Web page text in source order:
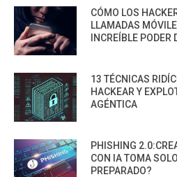
CÓMO LOS
LLAMADAS
INCREÍBLE PODER
13 TÉCNICAS
HACKEAR Y
AGÉNTICA
PHISHING
CON IA TOMA
PREPARADO?